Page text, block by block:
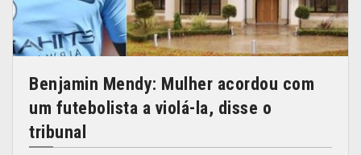
Benjamin Mendy: Mulher acordou com
um futebolista a violá-la, disse o
tribunal